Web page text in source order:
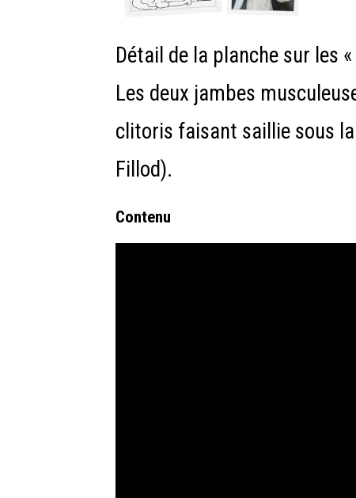
Détail de la planche sur les
Les deux jambes
clitoris faisant saillie sous la
Fillod).
Contenu